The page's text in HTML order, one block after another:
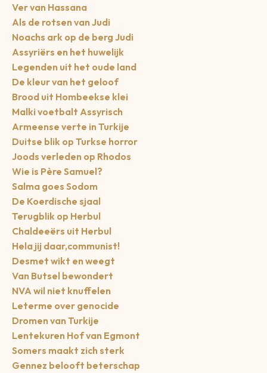
Ver van Hassana
Als de rotsen van Judi
Noachs ark op de berg Judi
Assyriërs en het huwelijk
Legenden uit het oude land
De kleur van het geloof
Brood uit Hombeekse klei
Malki voetbalt Assyrisch
Armeense verte in Turkije
Duitse blik op Turkse horror
Joods verleden op Rhodos
Wie is Père Samuel?
Salma goes Sodom
De Koerdische sjaal
Terugblik op Herbul
Chaldeeërs uit Herbul
Hela jij daar,communist!
Desmet wikt en weegt
Van Butsel bewondert
NVA wil niet knuffelen
Leterme over genocide
Dromen van Turkije
Lentekuren Hof van Egmont
Somers maakt zich sterk
Gennez belooft beterschap